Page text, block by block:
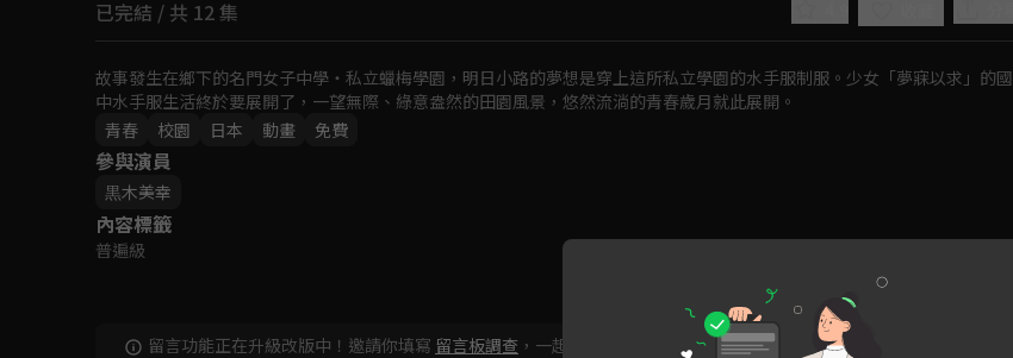
已完結 / 共 12 集
故事發生在鄉下的名門女子中學・私立蠟梅學園，明日小路的夢想是穿上這所私立學園的水手服制服。少女「夢寐以求」的國
中水手服生活終於要展開了，一望無際、綠意盎然的田園風景，悠然流淌的青春歲月就此展開。
青春
校園 日本 動畫 免費
參與演員
黒木美幸
內容標籤
普遍級
留言功能正在升級改版中！邀請你填寫 留言板調查 ，一起共創新版留言功能！